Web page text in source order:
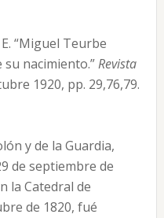
“Miguel Teurbe
nacimiento.”Revista
1920, pp. 29,76,79.
y de la Guardia,
de septiembre de
la Catedral de
de 1820, fué